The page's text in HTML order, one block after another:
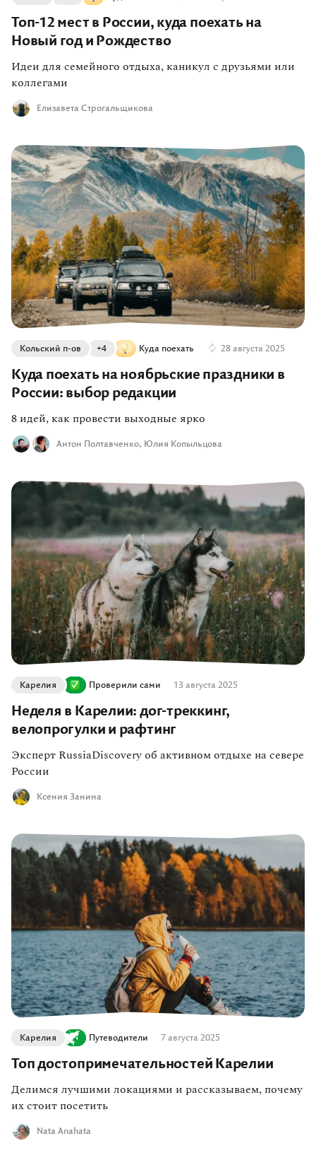
Топ-12 мест в России, куда поехать на
Новый год и Рождество
Идеи для семейного отдыха, каникул с друзьями или
коллегами
Елизавета Строгальщикова
Куда поехать
+4
Кольский п-ов 28 августа 2025
Куда поехать на ноябрьские праздники в
России: выбор редакции
8 идей, как провести выходные ярко
Антон Полтавченко Юлия Копыльцова
Проверили сами
Карелия 13 августа 2025
Неделя в Карелии: дог-треккинг,
велопрогулки и рафтинг
Эксперт RussiaDiscovery об активном отдыхе на севере
России
Ксения Занина
Путеводители
Карелия 7 августа 2025
Топ достопримечательностей Карелии
Делимся лучшими локациями и рассказываем, почему
их стоит посетить
Nata Anahata